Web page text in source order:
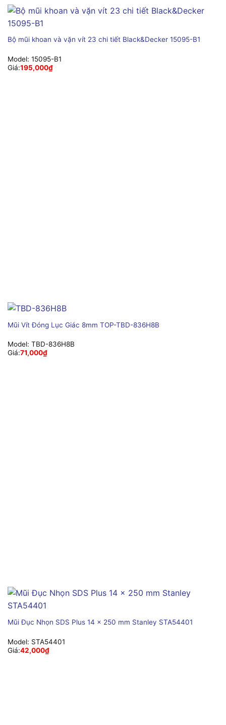
Bộ mũi khoan và vặn vít 23 chi tiết Black&Decker 15095-B1
Model: 15095-B1
Giá:195,000₫
Mũi Vít Đóng Lục Giác 8mm TOP-TBD-836H8B
Model: TBD-836H8B
Giá:71,000₫
Mũi Đục Nhọn SDS Plus 14 x 250 mm Stanley STA54401
Model: STA54401
Giá:42,000₫